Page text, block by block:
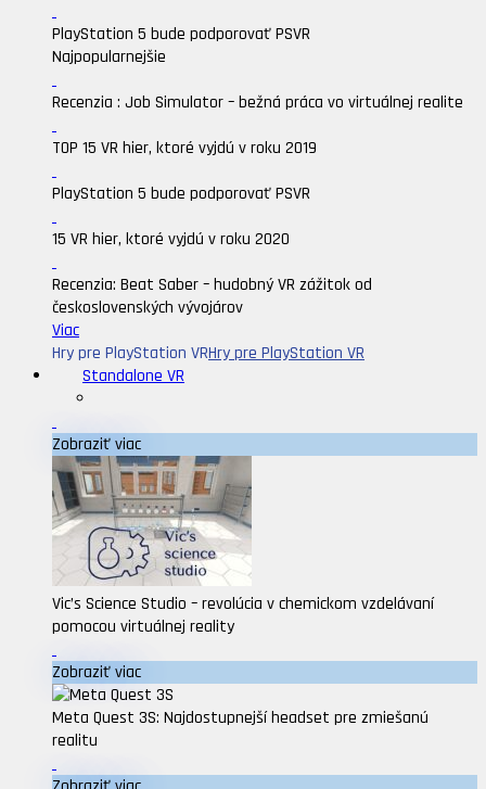
PlayStation 5 bude podporovať PSVR
Najpopularnejšie
Recenzia : Job Simulator – bežná práca vo virtuálnej realite
TOP 15 VR hier, ktoré vyjdú v roku 2019
PlayStation 5 bude podporovať PSVR
15 VR hier, ktoré vyjdú v roku 2020
Recenzia: Beat Saber – hudobný VR zážitok od
československých vývojárov
Viac
Hry pre PlayStation VRHry pre PlayStation VR
Standalone VR
Zobraziť viac
Vic’s Science Studio – revolúcia v chemickom vzdelávaní
pomocou virtuálnej reality
Zobraziť viac
Meta Quest 3S: Najdostupnejší headset pre zmiešanú
realitu